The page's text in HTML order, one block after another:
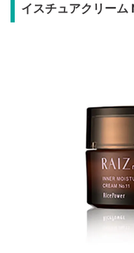
イスチュアクリーム